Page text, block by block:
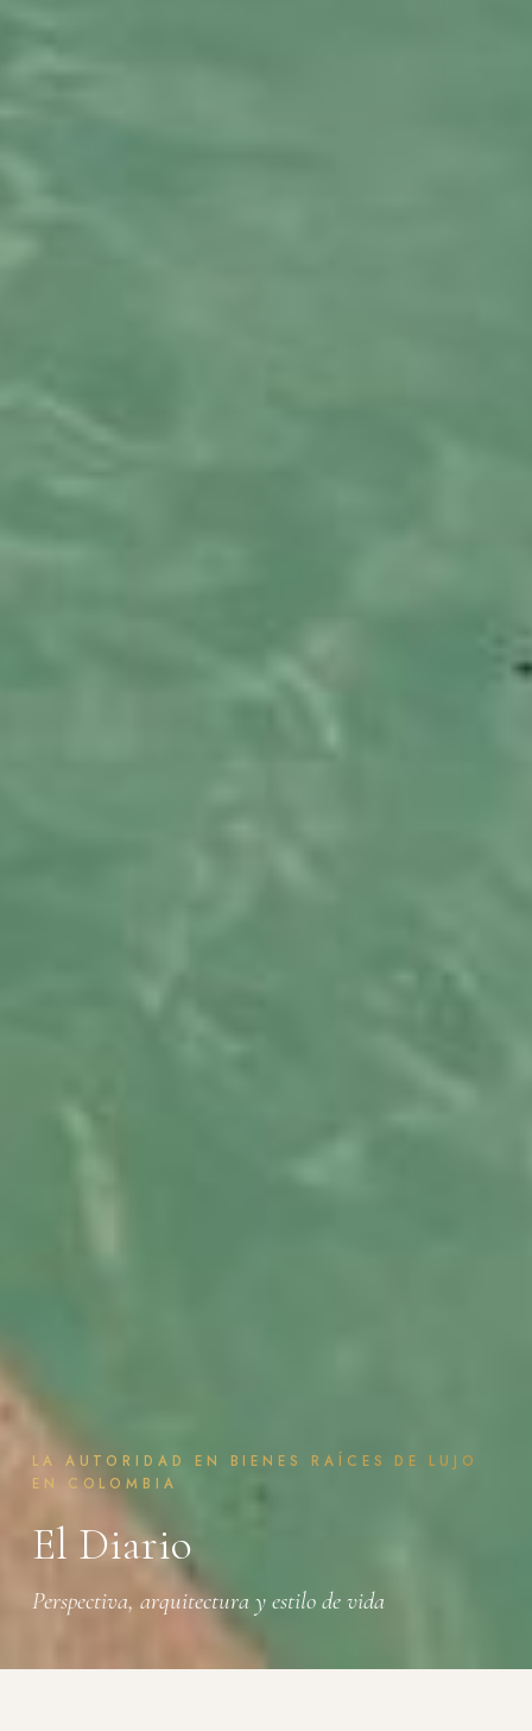
LA AUTORIDAD EN BIENES RAÍCES DE LUJO
EN COLOMBIA
El Diario
Perspectiva, arquitectura y estilo de vida